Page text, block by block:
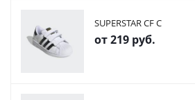
SUPERSTAR CF C
от219 руб.